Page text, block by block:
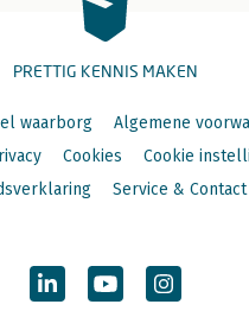
PRETTIG KENNIS MAKEN
waarborg
Algemene
Cookies
Cookie
Service & Contact